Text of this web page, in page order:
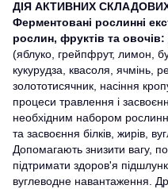
ДІЯ АКТИВНИХ
Ферментовані рослинні
рослин, фруктів та овочів:
(яблуко, грейпфрут, лимон,
кукурудза, квасоля, ячмінь,
золототисячник, насіння
процеси травлення і
необхідним набором
та засвоєння білків, жирів,
Допомагають знизити вагу,
підтримати здоров'я
вуглеводне навантаження.